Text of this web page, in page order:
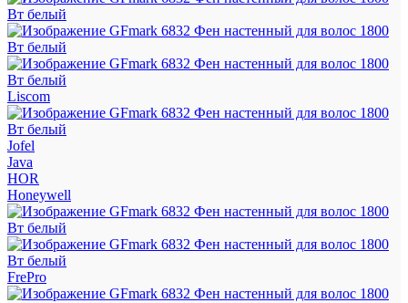
Liscom
Jofel
Java
HOR
Honeywell
FrePro